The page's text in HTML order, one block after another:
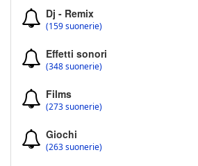
Dj - Remix
(159 suonerie)
Effetti sonori
(348 suonerie)
Films
(273 suonerie)
Giochi
(263 suonerie)